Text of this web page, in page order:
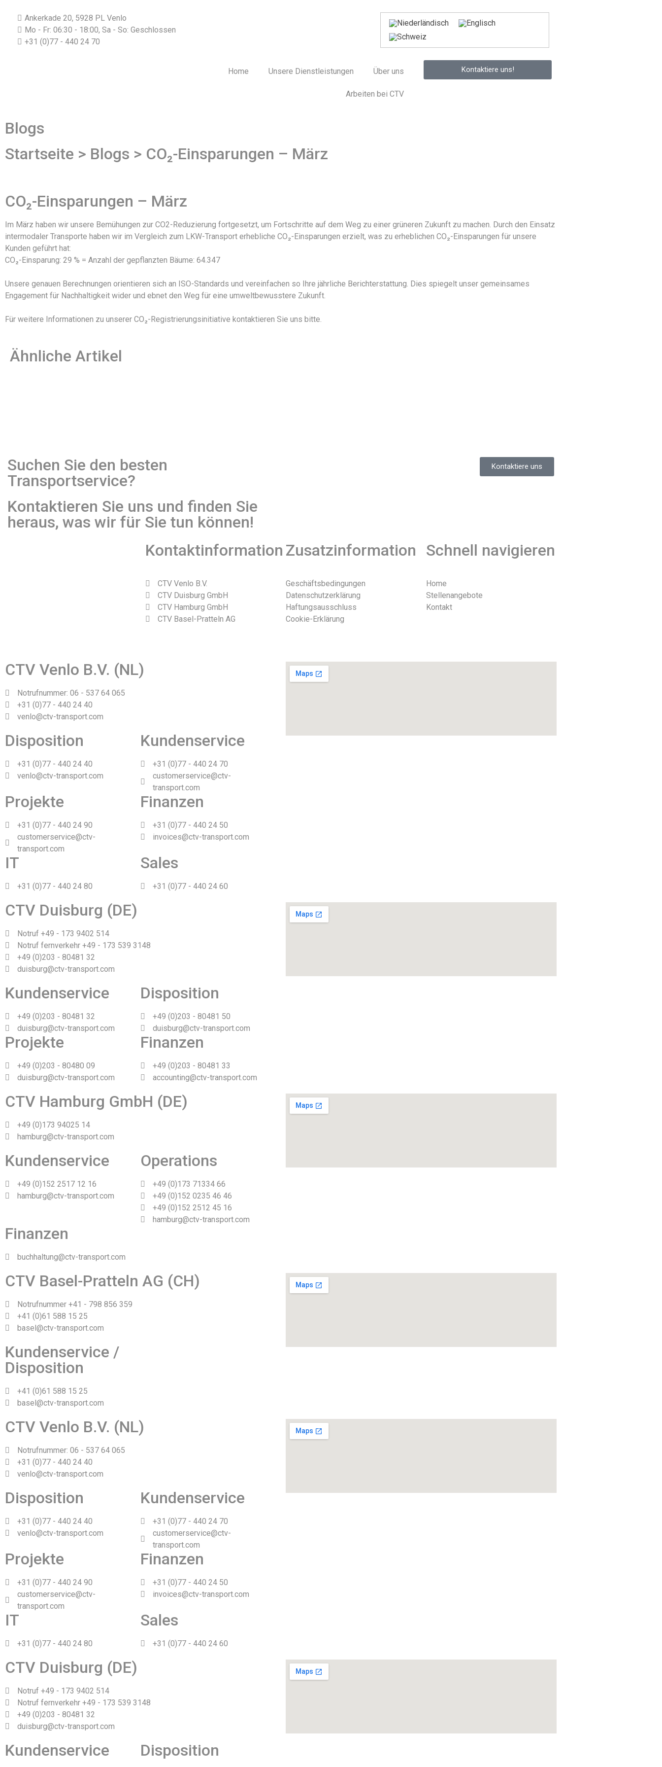
Ankerkade 20, 5928 PL Venlo
Mo - Fr: 06:30 - 18:00, Sa - So: Geschlossen
+31 (0)77 - 440 24 70
Home Unsere Dienstleistungen Über uns
Arbeiten bei CTV
Kontaktiere uns!
Blogs
Startseite > Blogs > CO₂-Einsparungen – März
CO₂-Einsparungen – März
Im März haben wir unsere Bemühungen zur CO2-Reduzierung fortgesetzt, um Fortschritte auf dem Weg zu einer grüneren Zukunft zu machen. Durch den Einsatz
intermodaler Transporte haben wir im Vergleich zum LKW-Transport erhebliche CO₂-Einsparungen erzielt, was zu erheblichen CO₂-Einsparungen für unsere
Kunden geführt hat:
CO₂-Einsparung: 29 % = Anzahl der gepflanzten Bäume: 64.347
Unsere genauen Berechnungen orientieren sich an ISO-Standards und vereinfachen so Ihre jährliche Berichterstattung. Dies spiegelt unser gemeinsames
Engagement für Nachhaltigkeit wider und ebnet den Weg für eine umweltbewusstere Zukunft.
Für weitere Informationen zu unserer CO₂-Registrierungsinitiative kontaktieren Sie uns bitte.
Ähnliche Artikel
Suchen Sie den besten
Transportservice?
Kontaktieren Sie uns und finden Sie
heraus, was wir für Sie tun können!
Kontaktiere uns
Kontaktinformation
CTV Venlo B.V.
CTV Duisburg GmbH
CTV Hamburg GmbH
CTV Basel-Pratteln AG
Zusatzinformation
Geschäftsbedingungen
Datenschutzerklärung
Haftungsausschluss
Cookie-Erklärung
Schnell navigieren
Home
Stellenangebote
Kontakt
CTV Venlo B.V. (NL)
Notrufnummer: 06 - 537 64 065
+31 (0)77 - 440 24 40
venlo@ctv-transport.com
Disposition
+31 (0)77 - 440 24 40
venlo@ctv-transport.com
Kundenservice
+31 (0)77 - 440 24 70
customerservice@ctv-
transport.com
Projekte
+31 (0)77 - 440 24 90
customerservice@ctv-
transport.com
Finanzen
+31 (0)77 - 440 24 50
invoices@ctv-transport.com
IT
+31 (0)77 - 440 24 80
Sales
+31 (0)77 - 440 24 60
CTV Duisburg (DE)
Notruf +49 - 173 9402 514
Notruf fernverkehr +49 - 173 539 3148
+49 (0)203 - 80481 32
duisburg@ctv-transport.com
Kundenservice
+49 (0)203 - 80481 32
duisburg@ctv-transport.com
Disposition
+49 (0)203 - 80481 50
duisburg@ctv-transport.com
Projekte
+49 (0)203 - 80480 09
duisburg@ctv-transport.com
Finanzen
+49 (0)203 - 80481 33
accounting@ctv-transport.com
CTV Hamburg GmbH (DE)
+49 (0)173 94025 14
hamburg@ctv-transport.com
Kundenservice
+49 (0)152 2517 12 16
hamburg@ctv-transport.com
Operations
+49 (0)173 71334 66
+49 (0)152 0235 46 46
+49 (0)152 2512 45 16
hamburg@ctv-transport.com
Finanzen
buchhaltung@ctv-transport.com
CTV Basel-Pratteln AG (CH)
Notrufnummer +41 - 798 856 359
+41 (0)61 588 15 25
basel@ctv-transport.com
Kundenservice /
Disposition
+41 (0)61 588 15 25
basel@ctv-transport.com
CTV Venlo B.V. (NL)
Notrufnummer: 06 - 537 64 065
+31 (0)77 - 440 24 40
venlo@ctv-transport.com
Disposition
+31 (0)77 - 440 24 40
venlo@ctv-transport.com
Kundenservice
+31 (0)77 - 440 24 70
customerservice@ctv-
transport.com
Projekte
+31 (0)77 - 440 24 90
customerservice@ctv-
transport.com
Finanzen
+31 (0)77 - 440 24 50
invoices@ctv-transport.com
IT
+31 (0)77 - 440 24 80
Sales
+31 (0)77 - 440 24 60
CTV Duisburg (DE)
Notruf +49 - 173 9402 514
Notruf fernverkehr +49 - 173 539 3148
+49 (0)203 - 80481 32
duisburg@ctv-transport.com
Kundenservice Disposition